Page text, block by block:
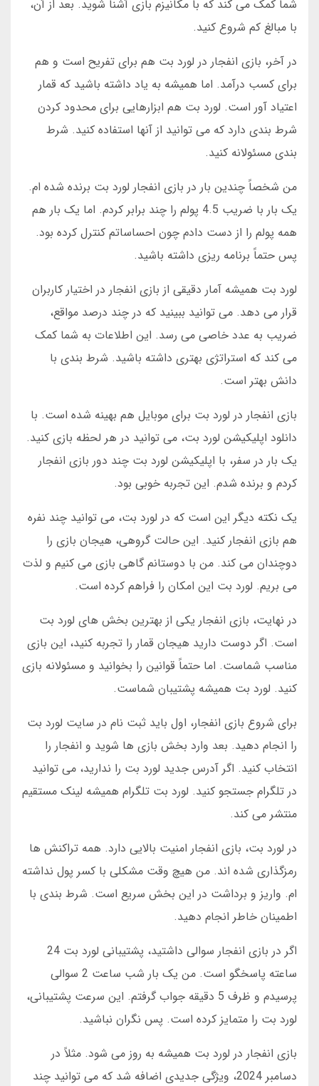
شما کمک می کند که با مکانیزم بازی آشنا شوید. بعد از آن،
با مبالغ کم شروع کنید.
در آخر، بازی انفجار در لورد بت هم برای تفریح است و هم
برای کسب درآمد. اما همیشه به یاد داشته باشید که قمار
اعتیاد آور است. لورد بت هم ابزارهایی برای محدود کردن
شرط بندی دارد که می توانید از آنها استفاده کنید. شرط
بندی مسئولانه کنید.
من شخصاً چندین بار در بازی انفجار لورد بت برنده شده ام.
یک بار با ضریب 4.5 پولم را چند برابر کردم. اما یک بار هم
همه پولم را از دست دادم چون احساساتم کنترل کرده بود.
پس حتماً برنامه ریزی داشته باشید.
لورد بت همیشه آمار دقیقی از بازی انفجار در اختیار کاربران
قرار می دهد. می توانید ببینید که در چند درصد مواقع،
ضریب به عدد خاصی می رسد. این اطلاعات به شما کمک
می کند که استراتژی بهتری داشته باشید. شرط بندی با
دانش بهتر است.
بازی انفجار در لورد بت برای موبایل هم بهینه شده است. با
دانلود اپلیکیشن لورد بت، می توانید در هر لحظه بازی کنید.
یک بار در سفر، با اپلیکیشن لورد بت چند دور بازی انفجار
کردم و برنده شدم. این تجربه خوبی بود.
یک نکته دیگر این است که در لورد بت، می توانید چند نفره
هم بازی انفجار کنید. این حالت گروهی، هیجان بازی را
دوچندان می کند. من با دوستانم گاهی بازی می کنیم و لذت
می بریم. لورد بت این امکان را فراهم کرده است.
در نهایت، بازی انفجار یکی از بهترین بخش های لورد بت
است. اگر دوست دارید هیجان قمار را تجربه کنید، این بازی
مناسب شماست. اما حتماً قوانین را بخوانید و مسئولانه بازی
کنید. لورد بت همیشه پشتیبان شماست.
برای شروع بازی انفجار، اول باید ثبت نام در سایت لورد بت
را انجام دهید. بعد وارد بخش بازی ها شوید و انفجار را
انتخاب کنید. اگر آدرس جدید لورد بت را ندارید، می توانید
در تلگرام جستجو کنید. لورد بت تلگرام همیشه لینک مستقیم
منتشر می کند.
در لورد بت، بازی انفجار امنیت بالایی دارد. همه تراکنش ها
رمزگذاری شده اند. من هیچ وقت مشکلی با کسر پول نداشته
ام. واریز و برداشت در این بخش سریع است. شرط بندی با
اطمینان خاطر انجام دهید.
اگر در بازی انفجار سوالی داشتید، پشتیبانی لورد بت 24
ساعته پاسخگو است. من یک بار شب ساعت 2 سوالی
پرسیدم و ظرف 5 دقیقه جواب گرفتم. این سرعت پشتیبانی،
لورد بت را متمایز کرده است. پس نگران نباشید.
بازی انفجار در لورد بت همیشه به روز می شود. مثلاً در
دسامبر 2024، ویژگی جدیدی اضافه شد که می توانید چند